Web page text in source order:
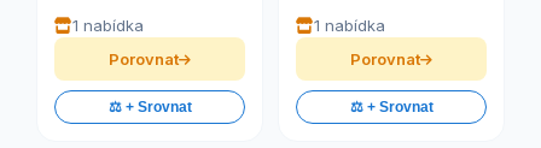
1 nabídka
Porovnat
⚖️ + Srovnat
1 nabídka
Porovnat
⚖️ + Srovnat